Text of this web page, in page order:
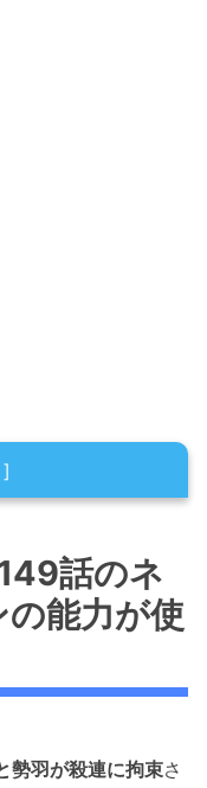
バレ最新話！ア
バレ最新話！南
バレ最新話！つ
話のネ
能力が使
勢羽が殺連に拘束さ